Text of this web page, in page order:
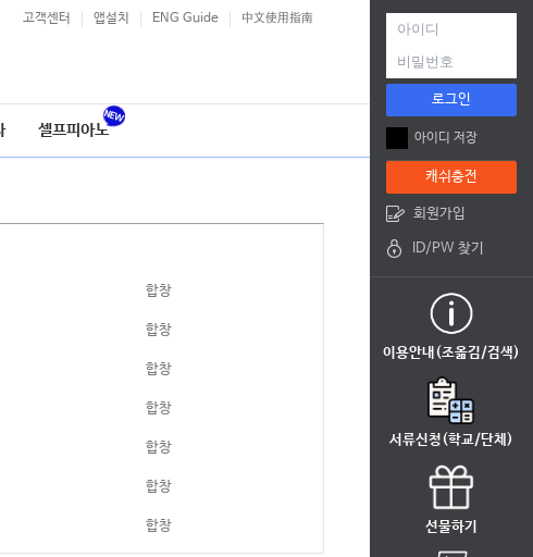
고객센터 앱설치 ENG Guide 中文使用指南
셀프피아노
합창
합창
합창
합창
합창
합창
합창
로그인
아이디 저장
캐쉬충전
회원가입
ID/PW 찾기
이용안내(조옮김/검색)
서류신청(학교/단체)
선물하기